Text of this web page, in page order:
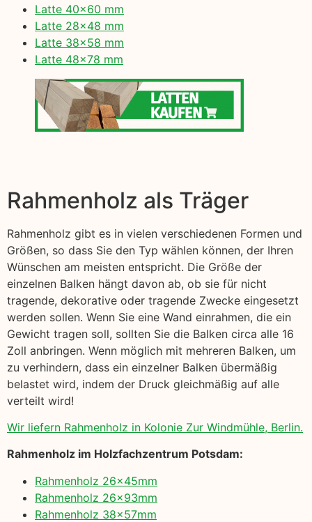
Latte 40×60 mm
Latte 28×48 mm
Latte 38×58 mm
Latte 48×78 mm
Rahmenholz als Träger
Rahmenholz gibt es in vielen verschiedenen Formen und
Größen, so dass Sie den Typ wählen können, der Ihren
Wünschen am meisten entspricht. Die Größe der
einzelnen Balken hängt davon ab, ob sie für nicht
tragende, dekorative oder tragende Zwecke eingesetzt
werden sollen. Wenn Sie eine Wand einrahmen, die ein
Gewicht tragen soll, sollten Sie die Balken circa alle 16
Zoll anbringen. Wenn möglich mit mehreren Balken, um
zu verhindern, dass ein einzelner Balken übermäßig
belastet wird, indem der Druck gleichmäßig auf alle
verteilt wird!
Wir liefern Rahmenholz in Kolonie Zur Windmühle, Berlin.
Rahmenholz im Holzfachzentrum Potsdam:
Rahmenholz 26x45mm
Rahmenholz 26x93mm
Rahmenholz 38x57mm